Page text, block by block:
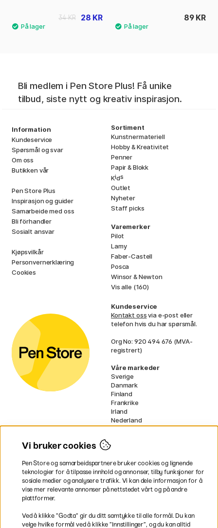
28 KR
34 KR 89 KR
Bli medlem i Pen Store Plus! Få unike
tilbud, siste nytt og kreativ inspirasjon.
Information
Kundeservice
Spørsmål og svar
Om oss
Butikken vår
Pen Store Plus
Inspirasjon og guider
Samarbeide med oss
Bli förhandler
Sosialt ansvar
Kjøpsvilkår
Personvernerklæring
Cookies
Sortiment
Kunstnermateriell
Hobby & Kreativitet
Penner
Papir & Blokk
Kids
Outlet
Nyheter
Staff picks
Varemerker
Pilot
Lamy
Faber-Castell
Posca
Winsor & Newton
Vis alle (160)
Kundeservice
Kontakt ossvia e-post eller
telefon hvis du har spørsmål.
Org No: 920 494 676 (MVA-
registrert)
Våre markeder
Sverige
Danmark
Finland
Frankrike
Irland
Nederland
Tyskland
* Spesifikkefraktvilkårgjelder for
voluminøse varer.
Vi bruker cookies
Pen Store og samarbeidspartnere bruker cookies og lignende
teknologier for å tilpasse innhold og annonser, tilby funksjoner for
sosiale medier og analysere trafikk. Vi kan dele informasjon for å
vise mer relevante annonser på nettstedet vårt og på andre
plattformer.
Ved å klikke ”Godta” gir du ditt samtykke til alle formål. Du kan
velge hvilke formål ved å klikke ”Innstillinger”, og du kan alltid